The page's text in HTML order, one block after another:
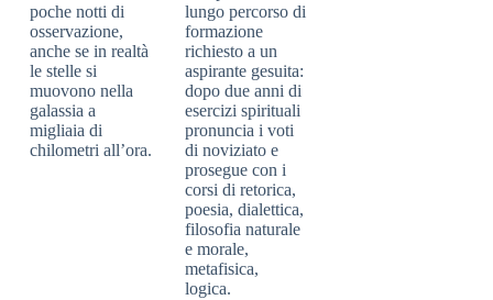
poche notti di
osservazione,
anche se in realtà
le stelle si
muovono nella
galassia a
migliaia di
chilometri all’ora.
lungo percorso di
formazione
richiesto a un
aspirante gesuita:
dopo due anni di
esercizi spirituali
pronuncia i voti
di noviziato e
prosegue con i
corsi di retorica,
poesia, dialettica,
filosofia naturale
e morale,
metafisica,
logica.